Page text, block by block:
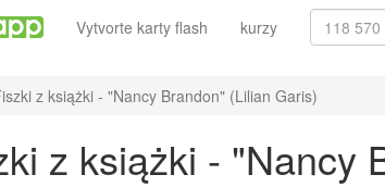
Vytvorte karty flash kurzy
z książki - "Nancy Brandon" (Lilian Garis)
z książki - "Nancy